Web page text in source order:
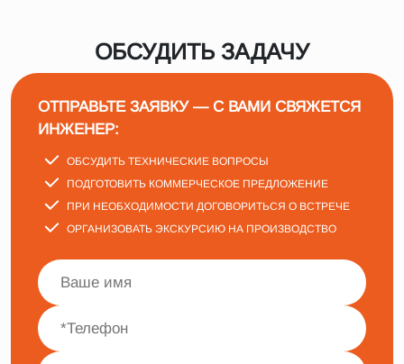
ОБСУДИТЬ ЗАДАЧУ
ОТПРАВЬТЕ ЗАЯВКУ — С ВАМИ СВЯЖЕТСЯ
ИНЖЕНЕР:
ОБСУДИТЬ ТЕХНИЧЕСКИЕ ВОПРОСЫ
ПОДГОТОВИТЬ КОММЕРЧЕСКОЕ ПРЕДЛОЖЕНИЕ
ПРИ НЕОБХОДИМОСТИ ДОГОВОРИТЬСЯ О ВСТРЕЧЕ
ОРГАНИЗОВАТЬ ЭКСКУРСИЮ НА ПРОИЗВОДСТВО